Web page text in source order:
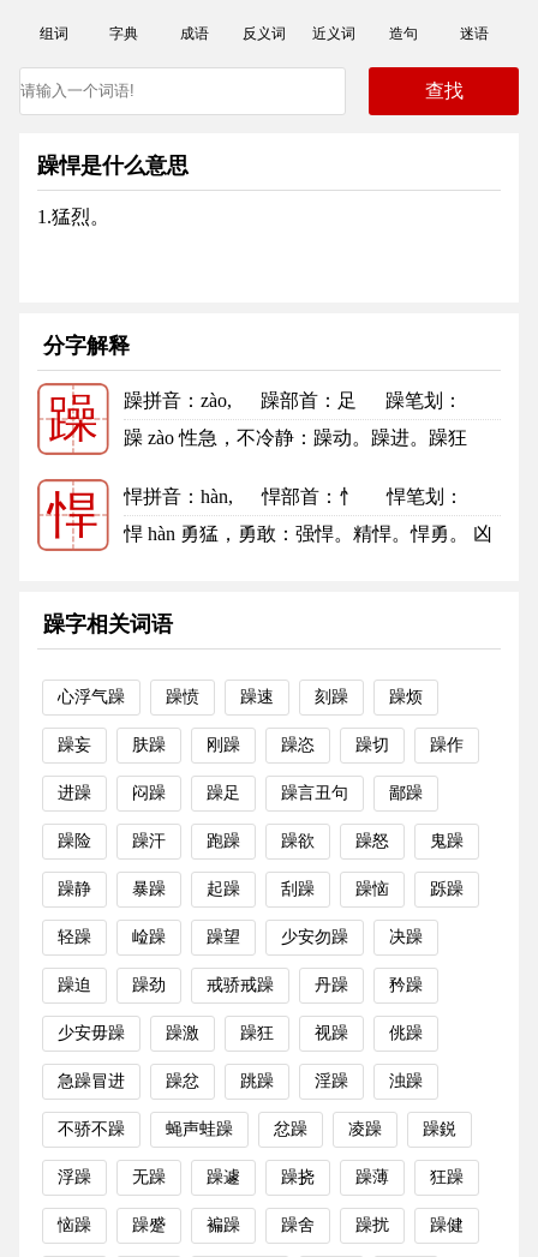
组词 字典 成语 反义词 近义词 造句 迷语
躁悍是什么意思
1.猛烈。
分字解释
躁 躁拼音 ：zào, 躁部首 ：足
躁笔划：
20
躁的笔顺
躁 zào 性急，不冷静：躁动。躁进。躁狂
悍 悍拼音 ：hàn, 悍部首 ：忄
悍笔划：
10
悍的笔顺
悍 hàn 勇猛，勇敢：强悍。精悍。悍勇。 凶
躁字相关词语
心浮气躁 躁愤 躁速 刻躁 躁烦
躁妄 肤躁 刚躁 躁恣 躁切 躁作
进躁 闷躁 躁足 躁言丑句 鄙躁
躁险 躁汗 跑躁 躁欲 躁怒 鬼躁
躁静 暴躁 起躁 刮躁 躁恼 跞躁
轻躁 崄躁 躁望 少安勿躁 决躁
躁迫 躁劲 戒骄戒躁 丹躁 矜躁
少安毋躁 躁激 躁狂 视躁 佻躁
急躁冒进 躁忿 跳躁 淫躁 浊躁
不骄不躁 蝇声蛙躁 忿躁 凌躁 躁鋭
浮躁 无躁 躁遽 躁挠 躁薄 狂躁
恼躁 躁蹙 褊躁 躁舍 躁扰 躁健